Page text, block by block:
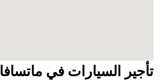
تأجير السيارات في ماتسافا